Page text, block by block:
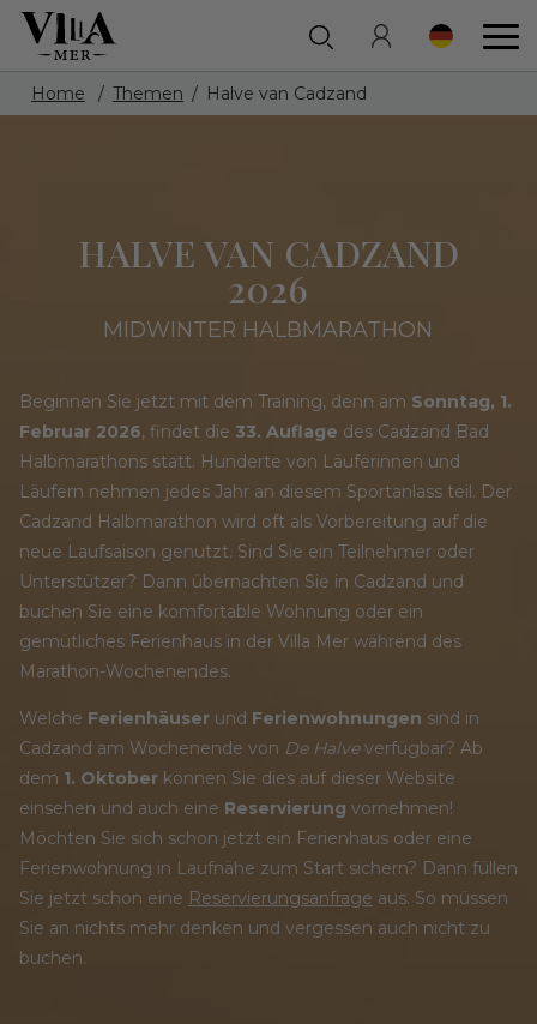
Home Themen Halve van Cadzand
HALVE VAN CADZAND
2026
MIDWINTER HALBMARATHON
Beginnen Sie jetzt mit dem Training, denn am Sonntag, 1.
Februar 2026, findet die 33. Auflage des Cadzand Bad
Halbmarathons statt. Hunderte von Läuferinnen und
Läufern nehmen jedes Jahr an diesem Sportanlass teil. Der
Cadzand Halbmarathon wird oft als Vorbereitung auf die
neue Laufsaison genutzt. Sind Sie ein Teilnehmer oder
Unterstützer? Dann übernachten Sie in Cadzand und
buchen Sie eine komfortable Wohnung oder ein
gemütliches Ferienhaus in der Villa Mer während des
Marathon-Wochenendes.
Welche Ferienhäuser und Ferienwohnungen sind in
Cadzand am Wochenende von De Halveverfügbar? Ab
dem 1. Oktober können Sie dies auf dieser Website
einsehen und auch eine Reservierung vornehmen!
Möchten Sie sich schon jetzt ein Ferienhaus oder eine
Ferienwohnung in Laufnähe zum Start sichern? Dann füllen
Sie jetzt schon eine Reservierungsanfrage aus. So müssen
Sie an nichts mehr denken und vergessen auch nicht zu
buchen.